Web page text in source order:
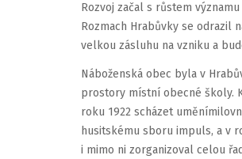
Rozvoj začal s růstem
Rozmach Hrabůvky se odrazil
velkou zásluhu na vzniku a
Náboženská obec byla v
prostory místní obecné školy.
roku 1922 scházet
husitskému sboru impuls, a v
i mimo ni zorganizoval celou